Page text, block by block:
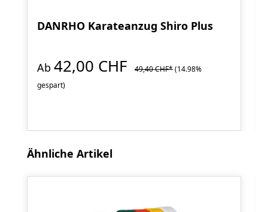
DANRHO Karateanzug Shiro Plus
Ab 42,00 CHF 49,40 CHF*(14.98%
gespart)
Produktgalerie überspringen
Ähnliche Artikel